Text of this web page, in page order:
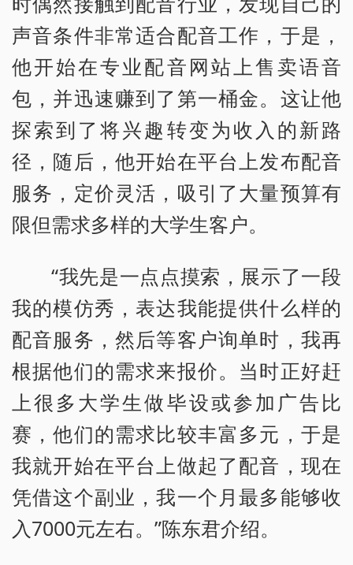
声音条件非常适合配音工作，于是，
他开始在专业配音网站上售卖语音
包，并迅速赚到了第一桶金。这让他
探索到了将兴趣转变为收入的新路
径，随后，他开始在平台上发布配音
服务，定价灵活，吸引了大量预算有
限但需求多样的大学生客户。
“我先是一点点摸索，展示了一段
我的模仿秀，表达我能提供什么样的
配音服务，然后等客户询单时，我再
根据他们的需求来报价。当时正好赶
上很多大学生做毕设或参加广告比
赛，他们的需求比较丰富多元，于是
我就开始在平台上做起了配音，现在
凭借这个副业，我一个月最多能够收
入7000元左右。”陈东君介绍。